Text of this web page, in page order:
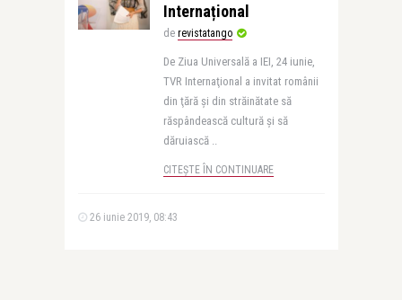
Internațional
de revistatango
De Ziua Universală a IEI, 24 iunie,
TVR Internaţional a invitat românii
din ţără şi din străinătate să
răspândească cultură şi să
dăruiască ..
CITEȘTE ÎN CONTINUARE
26 iunie 2019, 08:43